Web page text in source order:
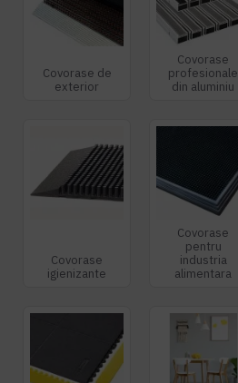
Covorase de
exterior
Covorase
profesionale
din aluminiu
Covorase
igienizante
Covorase
pentru
industria
alimentara